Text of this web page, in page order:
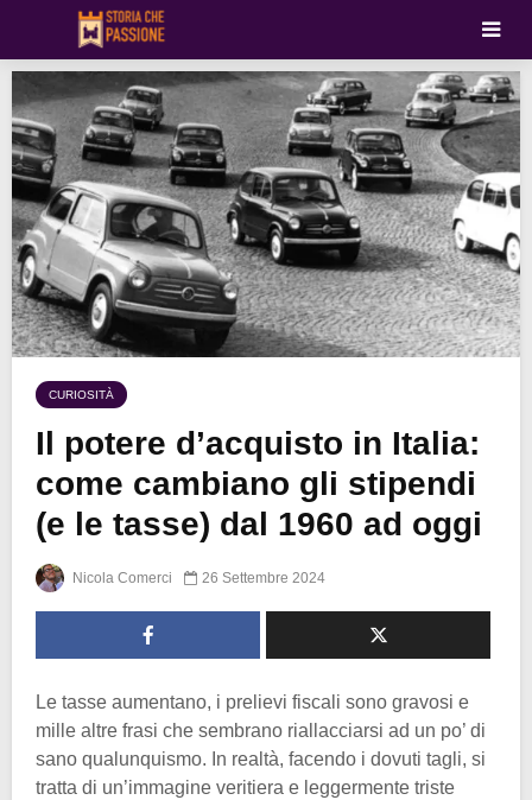
CURIOSITÀ
Il potere d’acquisto in Italia:
come cambiano gli stipendi
(e le tasse) dal 1960 ad oggi
Nicola Comerci 26 Settembre 2024
Le tasse aumentano, i prelievi fiscali sono gravosi e
mille altre frasi che sembrano riallacciarsi ad un po’ di
sano qualunquismo. In realtà, facendo i dovuti tagli, si
tratta di un’immagine veritiera e leggermente triste